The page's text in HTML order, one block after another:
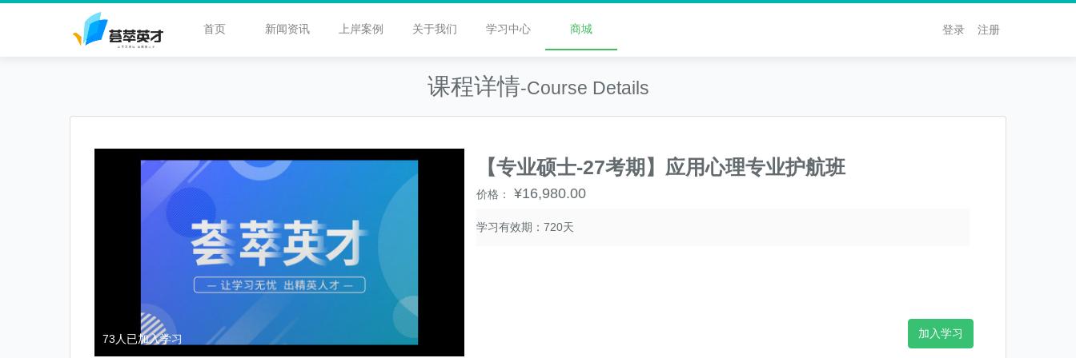
首页 新闻资讯 上岸案例 关于我们 学习中心 商城 登录 注册
课程详情-Course Details
73 人已加入学习
【专业硕士-27考期】应用心理专业护航班
价格： ¥16,980.00
学习有效期：720天
加入学习